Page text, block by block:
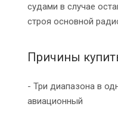
судами в случае
строя основной
Причины
- Три диапазона в
авиационный